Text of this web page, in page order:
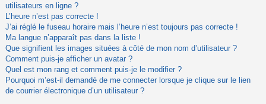
utilisateurs en ligne ?
L’heure n’est pas correcte !
J’ai réglé le fuseau horaire mais l’heure n’est toujours pas correcte !
Ma langue n’apparaît pas dans la liste !
Que signifient les images situées à côté de mon nom d’utilisateur ?
Comment puis-je afficher un avatar ?
Quel est mon rang et comment puis-je le modifier ?
Pourquoi m’est-il demandé de me connecter lorsque je clique sur le lien
de courrier électronique d’un utilisateur ?